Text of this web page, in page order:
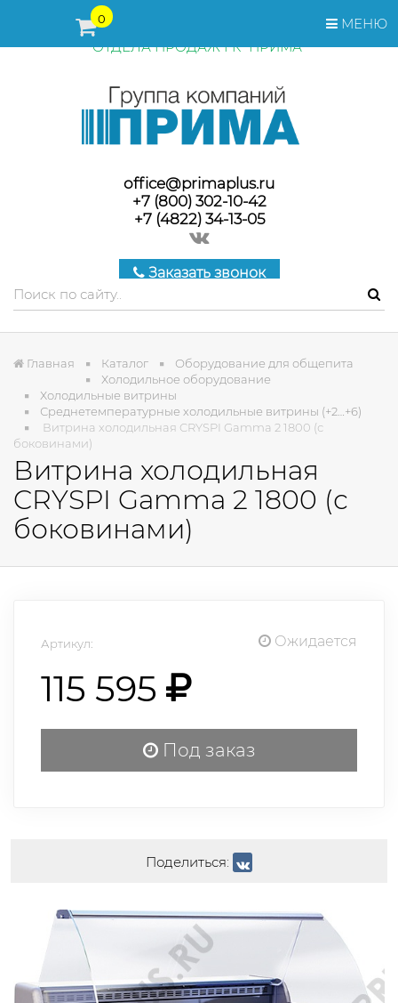
МЕНЮ
0
ПЕРЕД ОФОРМЛЕНИЕМ ЗАКАЗА, СТОИМОСТЬ И СРОКИ
ПОСТАВКИ ТОВАРА УТОЧНЯЙТЕ У МЕНЕДЖЕРОВ
ОТДЕЛА ПРОДАЖ ГК "ПРИМА"
office@primaplus.ru
+7 (800) 302-10-42
+7 (4822) 34-13-05
Заказать звонок
Главная Каталог
Оборудование для общепита
Холодильное оборудование
Холодильные витрины
Среднетемпературные холодильные витрины (+2…+6)
Витрина холодильная CRYSPI Gamma 2 1800 (с
боковинами)
Витрина холодильная
CRYSPI Gamma 2 1800 (с
боковинами)
Артикул: Ожидается
115 595
Под заказ
Поделиться: